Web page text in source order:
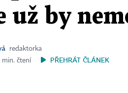
už by
redaktorka
min. čtení
PŘEHRÁT ČLÁNEK